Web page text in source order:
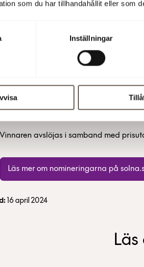
som du har tillhandahållit eller som
Inställningar
till Signalbron.
Vinnaren avslöjas i samband med
Läs mer om nomineringarna på
16 april 2024
Läs